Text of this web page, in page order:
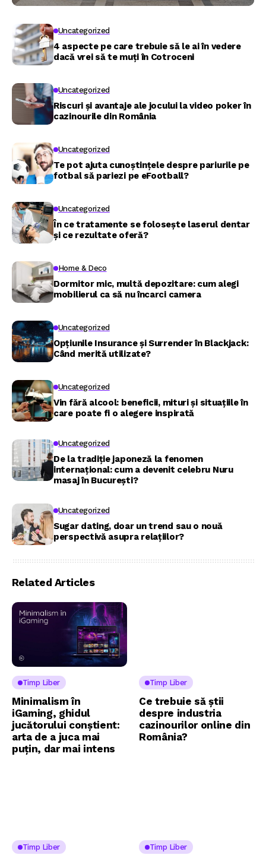
Uncategorized
4 aspecte pe care trebuie să le ai în vedere
dacă vrei să te muți în Cotroceni
Uncategorized
Riscuri și avantaje ale jocului la video poker în
cazinourile din România
Uncategorized
Te pot ajuta cunoștințele despre pariurile pe
fotbal să pariezi pe eFootball?
Uncategorized
În ce tratamente se folosește laserul dentar
și ce rezultate oferă?
Home & Deco
Dormitor mic, multă depozitare: cum alegi
mobilierul ca să nu încarci camera
Uncategorized
Opțiunile Insurance și Surrender în Blackjack:
Când merită utilizate?
Uncategorized
Vin fără alcool: beneficii, mituri și situațiile în
care poate fi o alegere inspirată
Uncategorized
De la tradiție japoneză la fenomen
internațional: cum a devenit celebru Nuru
masaj în București?
Uncategorized
Sugar dating, doar un trend sau o nouă
perspectivă asupra relațiilor?
Related Articles
Timp Liber
Minimalism în
iGaming, ghidul
jucătorului conștient:
arta de a juca mai
puțin, dar mai intens
Timp Liber
Ce trebuie să știi
despre industria
cazinourilor online din
România?
Timp Liber Timp Liber